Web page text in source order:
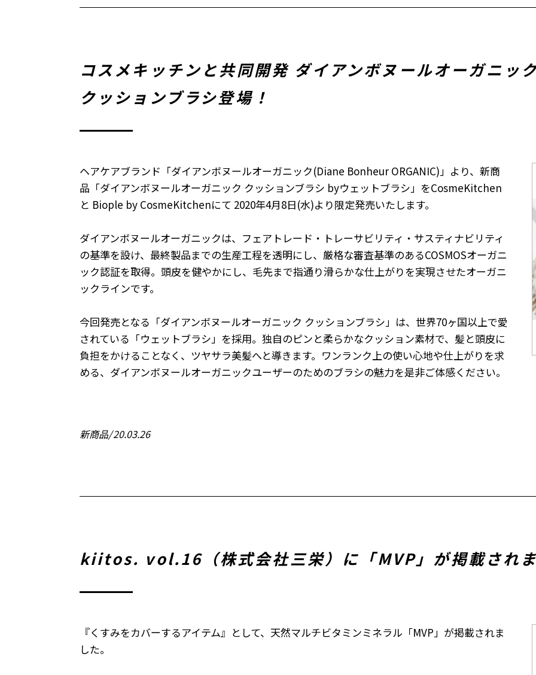
コスメキッチンと共同開発 ダイアンボヌールオーガニッ
クッションブラシ登場！
ヘアケアブランド「ダイアンボヌールオーガニック(Diane Bonheur ORGANIC)」より、新商
品「ダイアンボヌールオーガニック クッションブラシ byウェットブラシ」をCosmeKitchen
と Biople by CosmeKitchenにて 2020年4月8日(水)より限定発売いたします。
ダイアンボヌールオーガニックは、フェアトレード・トレーサビリティ・サスティナビリティ
の基準を設け、最終製品までの生産工程を透明にし、厳格な審査基準のあるCOSMOSオーガニ
ック認証を取得。頭皮を健やかにし、毛先まで指通り滑らかな仕上がりを実現させたオーガニ
ックラインです。
今回発売となる「ダイアンボヌールオーガニック クッションブラシ」は、世界70ヶ国以上で愛
されている「ウェットブラシ」を採用。独自のピンと柔らかなクッション素材で、髪と頭皮に
負担をかけることなく、ツヤサラ美髪へと導きます。ワンランク上の使い心地や仕上がりを求
める、ダイアンボヌールオーガニックユーザーのためのブラシの魅力を是非ご体感ください。
新商品 20.03.26
kiitos. vol.16（株式会社三栄）に「MVP」が掲載され
『くすみをカバーするアイテム』として、天然マルチビタミンミネラル「MVP」が掲載されま
した。